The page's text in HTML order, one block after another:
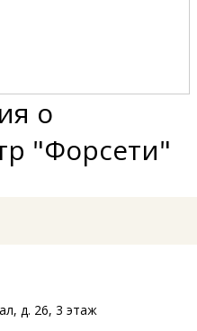
о
"Форсети"
д. 26, 3 этаж